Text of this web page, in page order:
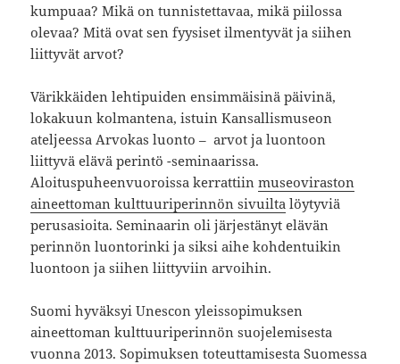
kumpuaa? Mikä on tunnistettavaa, mikä piilossa
olevaa? Mitä ovat sen fyysiset ilmentyvät ja siihen
liittyvät arvot?
Värikkäiden lehtipuiden ensimmäisinä päivinä,
lokakuun kolmantena, istuin Kansallismuseon
ateljeessa Arvokas luonto – arvot ja luontoon
liittyvä elävä perintö -seminaarissa.
Aloituspuheenvuoroissa kerrattiinmuseoviraston
aineettoman kulttuuriperinnön sivuilta löytyviä
perusasioita. Seminaarin oli järjestänyt elävän
perinnön luontorinki ja siksi aihe kohdentuikin
luontoon ja siihen liittyviin arvoihin.
Suomi hyväksyi Unescon yleissopimuksen
aineettoman kulttuuriperinnön suojelemisesta
vuonna 2013. Sopimuksen toteuttamisesta Suomessa